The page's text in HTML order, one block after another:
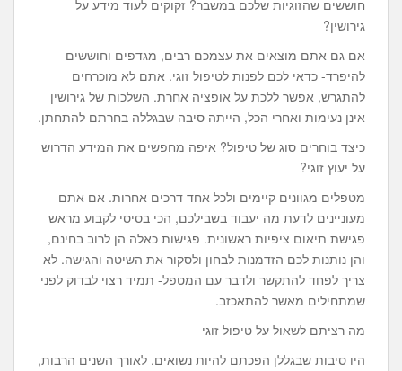
חוששים שהזוגיות שלכם במשבר? זקוקים לעוד מידע על
גירושין?
אם גם אתם מוצאים את עצמכם רבים, מגדפים וחוששים
להיפרד- כדאי לכם לפנות לטיפול זוגי. אתם לא מוכרחים
להתגרש, אפשר ללכת על אופציה אחרת. השלכות של גירושין
אינן נעימות ואחרי הכל, הייתה סיבה שבגללה בחרתם להתחתן.
כיצד בוחרים סוג של טיפול? איפה מחפשים את המידע הדרוש
על יעוץ זוגי?
מטפלים מגוונים קיימים ולכל אחד דרכים אחרות. אם אתם
מעוניינים לדעת מה יעבוד בשבילכם, הכי בסיסי לקבוע מראש
פגישת תיאום ציפיות ראשונית. פגישות כאלה הן לרוב בחינם,
והן נותנות לכם הזדמנות לבחון ולסקור את השיטה והגישה. לא
צריך לפחד להתקשר ולדבר עם המטפל- תמיד רצוי לבדוק לפני
שמתחילים מאשר להתאכזב.
מה רציתם לשאול על טיפול זוגי
היו סיבות שבגללן הפכתם להיות נשואים. לאורך השנים הרבות,